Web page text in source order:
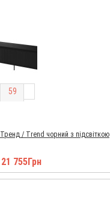
59
/ Trend чорний з підсвіткою
21 755Грн